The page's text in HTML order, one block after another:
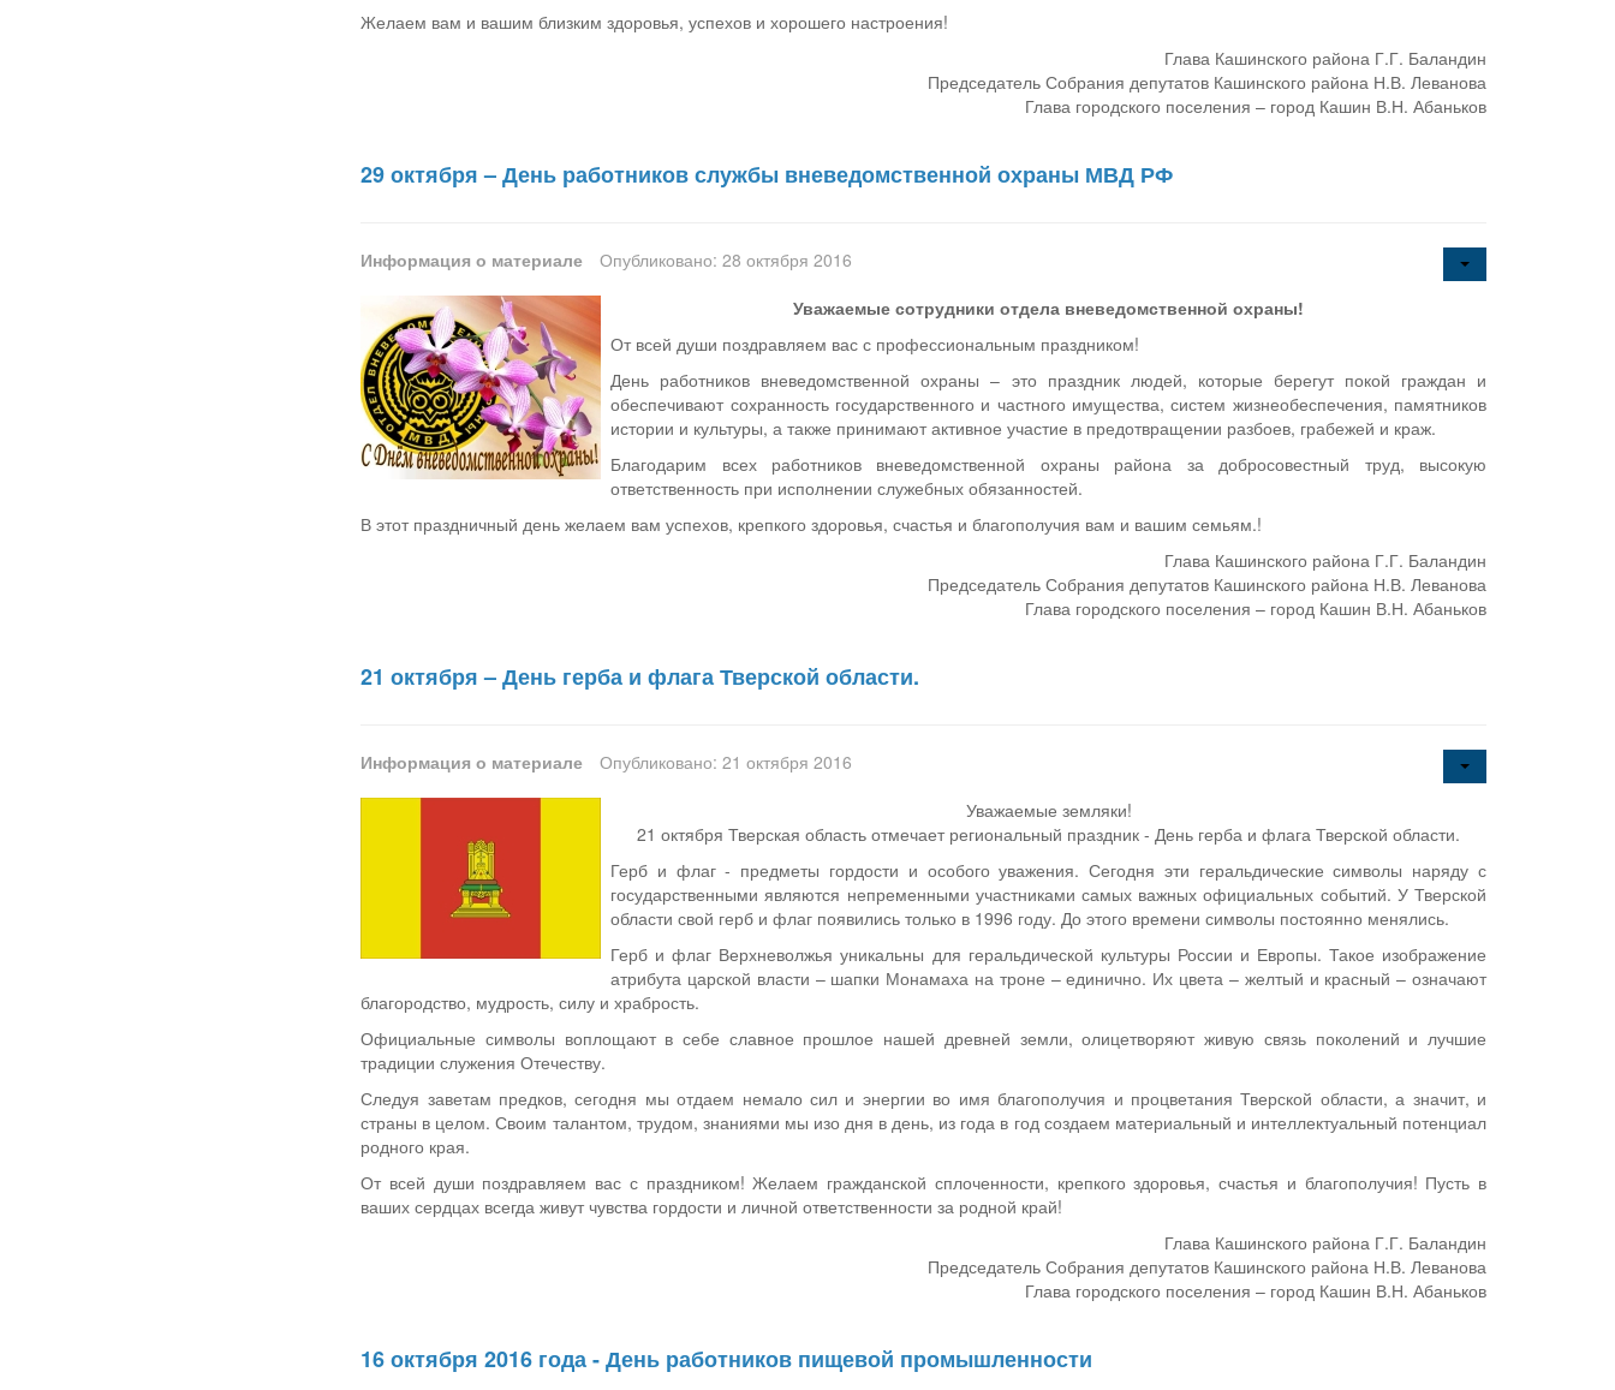
Желаем вам и вашим близким здоровья, успехов и хорошего настроения!
Глава Кашинского района Г.Г. Баландин
Председатель Собрания депутатов Кашинского района Н.В. Леванова
Глава городского поселения – город Кашин В.Н. Абаньков
29 октября – День работников службы вневедомственной охраны МВД РФ
Информация о материале
Опубликовано: 28 октября 2016
Уважаемые сотрудники отдела вневедомственной охраны!
От всей души поздравляем вас с профессиональным праздником!
День работников вневедомственной охраны – это праздник людей, которые берегут покой граждан и
обеспечивают сохранность государственного и частного имущества, систем жизнеобеспечения, памятников
истории и культуры, а также принимают активное участие в предотвращении разбоев, грабежей и краж.
Благодарим всех работников вневедомственной охраны района за добросовестный труд, высокую
ответственность при исполнении служебных обязанностей.
В этот праздничный день желаем вам успехов, крепкого здоровья, счастья и благополучия вам и вашим семьям.!
Глава Кашинского района Г.Г. Баландин
Председатель Собрания депутатов Кашинского района Н.В. Леванова
Глава городского поселения – город Кашин В.Н. Абаньков
21 октября – День герба и флага Тверской области.
Информация о материале
Опубликовано: 21 октября 2016
Уважаемые земляки!
21 октября Тверская область отмечает региональный праздник - День герба и флага Тверской области.
Герб и флаг - предметы гордости и особого уважения. Сегодня эти геральдические символы наряду с
государственными являются непременными участниками самых важных официальных событий. У Тверской
области свой герб и флаг появились только в 1996 году. До этого времени символы постоянно менялись.
Герб и флаг Верхневолжья уникальны для геральдической культуры России и Европы. Такое изображение
атрибута царской власти – шапки Монамаха на троне – единично. Их цвета – желтый и красный – означают
благородство, мудрость, силу и храбрость.
Официальные символы воплощают в себе славное прошлое нашей древней земли, олицетворяют живую связь поколений и лучшие
традиции служения Отечеству.
Следуя заветам предков, сегодня мы отдаем немало сил и энергии во имя благополучия и процветания Тверской области, а значит, и
страны в целом. Своим талантом, трудом, знаниями мы изо дня в день, из года в год создаем материальный и интеллектуальный потенциал
родного края.
От всей души поздравляем вас с праздником! Желаем гражданской сплоченности, крепкого здоровья, счастья и благополучия! Пусть в
ваших сердцах всегда живут чувства гордости и личной ответственности за родной край!
Глава Кашинского района Г.Г. Баландин
Председатель Собрания депутатов Кашинского района Н.В. Леванова
Глава городского поселения – город Кашин В.Н. Абаньков
16 октября 2016 года - День работников пищевой промышленности